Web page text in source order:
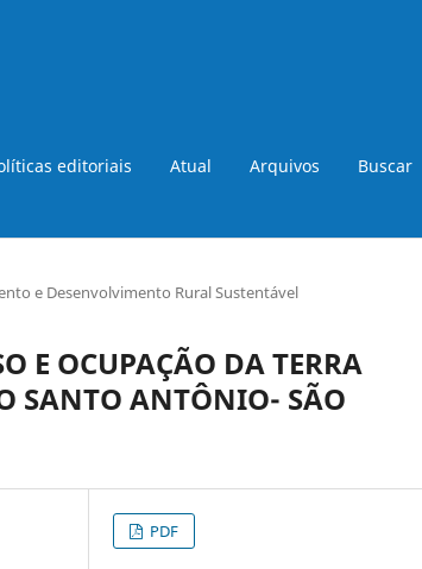
editoriais Atual Arquivos Buscar
e Desenvolvimento Rural Sustentável
E OCUPAÇÃO DA TERRA
SANTO ANTÔNIO- SÃO
PDF